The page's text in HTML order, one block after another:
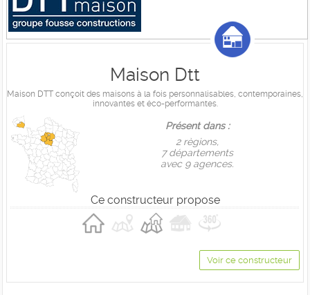
Maison Dtt
Maison DTT conçoit des maisons à la fois personnalisables, contemporaines,
innovantes et éco-performantes.
Présent dans :
2 règions,
7 départements
avec 9 agences.
Ce constructeur propose
Voir ce constructeur